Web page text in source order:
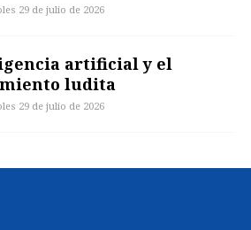
29 de julio de 2026
artificial y el
ludita
29 de julio de 2026